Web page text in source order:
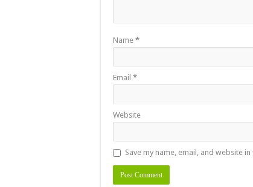
Name *
Email *
Website
Save my name, email, and website